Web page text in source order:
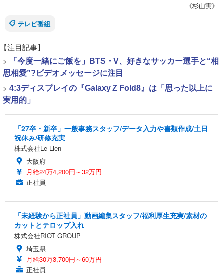
《杉山実》
テレビ番組
【注目記事】
>
「今度一緒にご飯を」BTS・V、好きなサッカー選手と“相
思相愛”?ビデオメッセージに注目
> 4:3ディスプレイの『Galaxy Z Fold8』は「思った以上に
実用的」
「27卒・新卒」一般事務スタッフ/データ入力や書類作成/土日
祝休み/研修充実
株式会社Le Lien
大阪府
月給24万4,200円～32万円
正社員
「未経験から正社員」動画編集スタッフ/福利厚生充実/素材の
カットとテロップ入れ
株式会社RIOT GROUP
埼玉県
月給30万3,700円～60万円
正社員